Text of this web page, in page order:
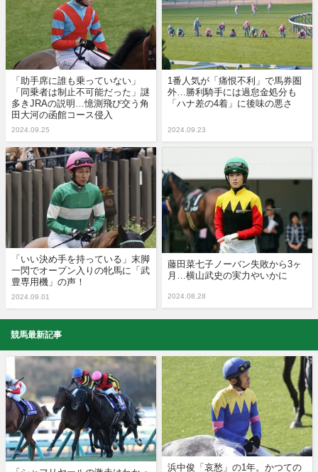
「助手席に誰も乗っていない」
「同乗者は制止不可能だった」謎
多きJRAの説明…憶測飛び交う角
田大河の函館コース侵入
2024.09.25
1番人気が「痛恨不利」で馬券圏
外…勝利騎手には過怠金処分も
「ハナ差の4着」に後味の悪さ
2024.09.23
「いい決め手を持っている」末脚
一閃でオープン入りの牝馬に「武
豊専用機」の声！
2024.09.01
藤田菜七子ノーバン失敗から3ヶ
月…横山武史の実力やいかに
2024.08.28
競馬最新記事
浜中俊「哀愁」の1年。かつての